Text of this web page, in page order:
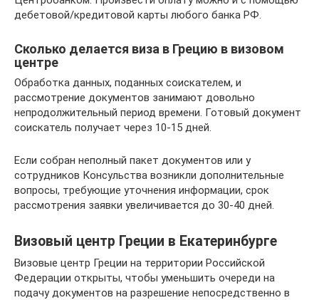
дебетовой/кредитовой карты любого банка РФ.
Сколько делается виза в Грецию в визовом
центре
Обработка данных, поданных соискателем, и
рассмотрение документов занимают довольно
непродолжительный период времени. Готовый документ
соискатель получает через 10-15 дней.
Если собран неполный пакет документов или у
сотрудников Консульства возникли дополнительные
вопросы, требующие уточнения информации, срок
рассмотрения заявки увеличивается до 30-40 дней.
Визовый центр Греции в Екатеринбурге
Визовые центр Греции на территории Российской
Федерации открыты, чтобы уменьшить очереди на
подачу документов на разрешение непосредственно в